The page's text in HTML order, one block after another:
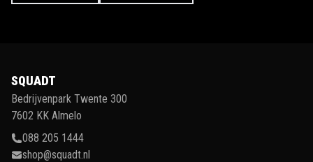
SQUADT
Bedrijvenpark Twente 300
7602 KK Almelo
088 205 1444
shop@squadt.nl